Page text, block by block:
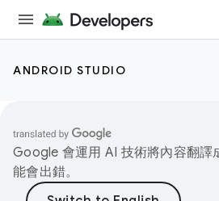
ANDROID STUDIO
Google 會運用 AI 技術將內容翻譯
能會出錯。